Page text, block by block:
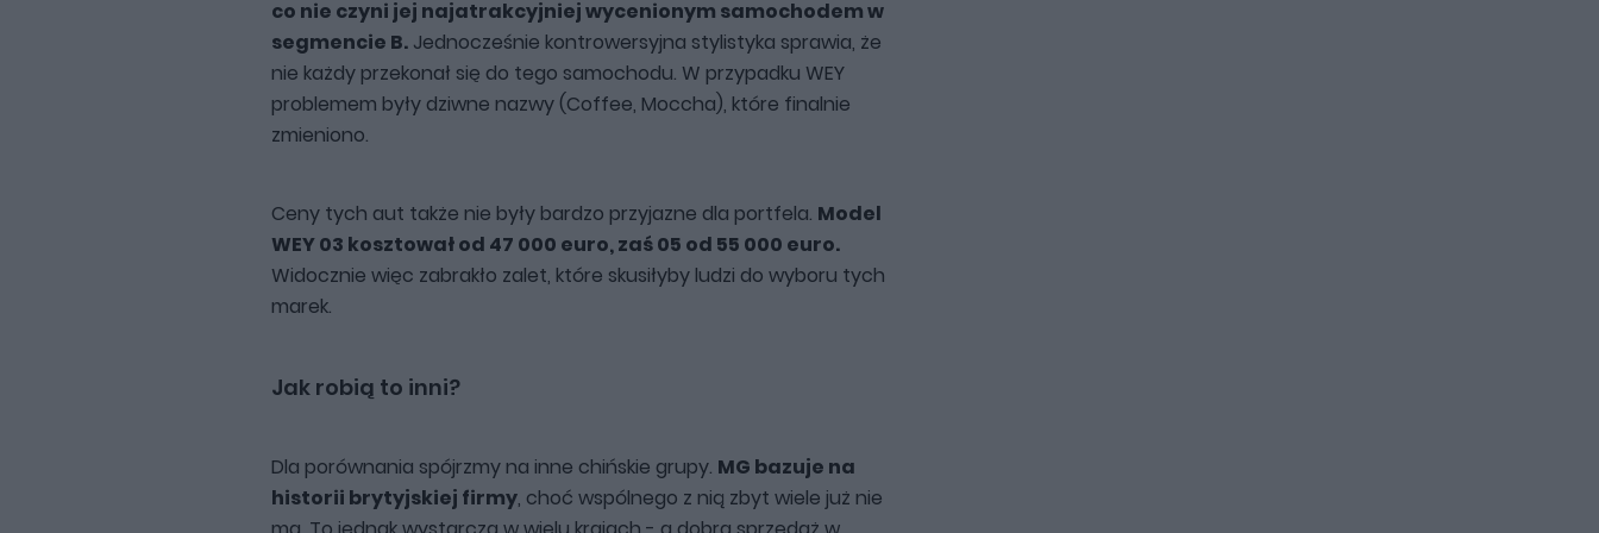
co nie czyni jej najatrakcyjniej wycenionym samochodem w
segmencie B.Jednocześnie kontrowersyjna stylistyka sprawia, że
nie każdy przekonał się do tego samochodu. W przypadku WEY
problemem były dziwne nazwy (Coffee, Moccha), które finalnie
zmieniono.
Ceny tych aut także nie były bardzo przyjazne dla portfela. Model
WEY 03 kosztował od 47 000 euro, zaś 05 od 55 000 euro.
Widocznie więc zabrakło zalet, które skusiłyby ludzi do wyboru tych
marek.
Jak robią to inni?
Dla porównania spójrzmy na inne chińskie grupy. MG bazuje na
historii brytyjskiej firmy, choć wspólnego z nią zbyt wiele już nie